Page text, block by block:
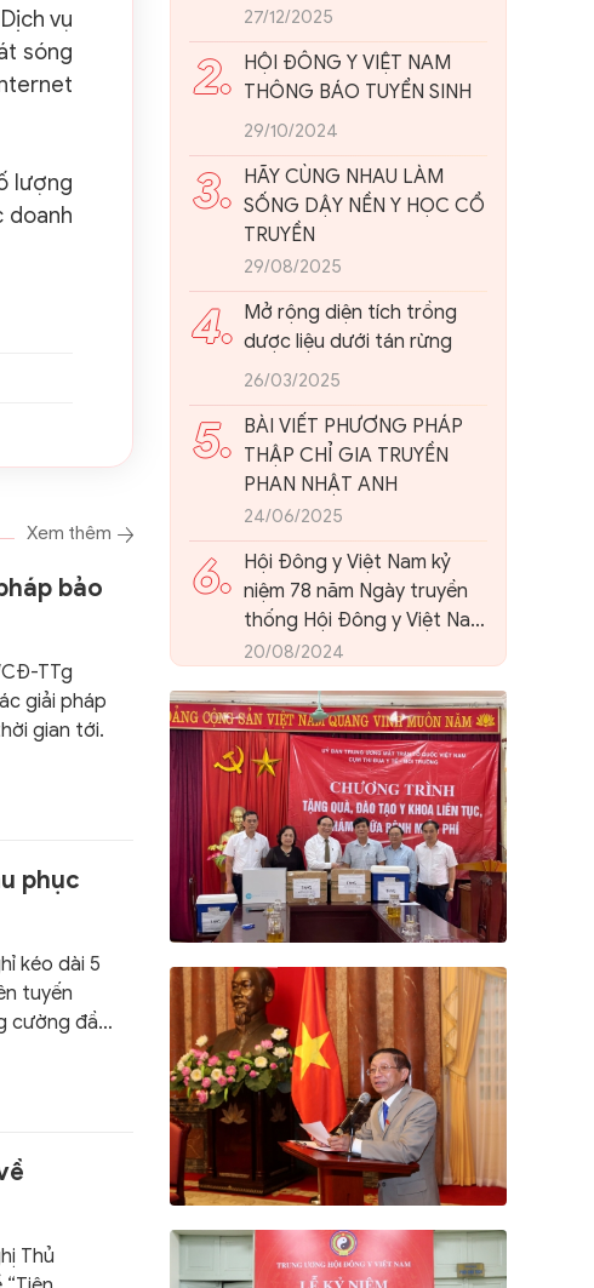
vụ
sóng
lượng
doanh
Xem thêm
bảo
TTg
giải pháp
gian tới.
phục
kéo dài 5
tuyến
cường đầu
Thủ
ĐẠI: NHÌN TỪ THỰC TIỄN
VIỆT NAM
27/12/2025
2. HỘI ĐÔNG Y VIỆT NAM
THÔNG BÁO TUYỂN SINH
29/10/2024
3. HÃY CÙNG NHAU LÀM
SỐNG DẬY NỀN Y HỌC CỔ
TRUYỀN
29/08/2025
4. Mở rộng diện tích trồng
dược liệu dưới tán rừng
26/03/2025
5. BÀI VIẾT PHƯƠNG PHÁP
THẬP CHỈ GIA TRUYỀN
PHAN NHẬT ANH
24/06/2025
6. Hội Đông y Việt Nam kỷ
niệm 78 năm Ngày truyền
thống Hội Đông y Việt Nam
và tổ chức Hội nghị quán
KL/TW của Ban Bí thư
Trung ương Đảng về phát
triển nền Y học cổ truyền
Việt Nam và Hội Đông y
Việt Nam trong giai đoạn
mới.
20/08/2024